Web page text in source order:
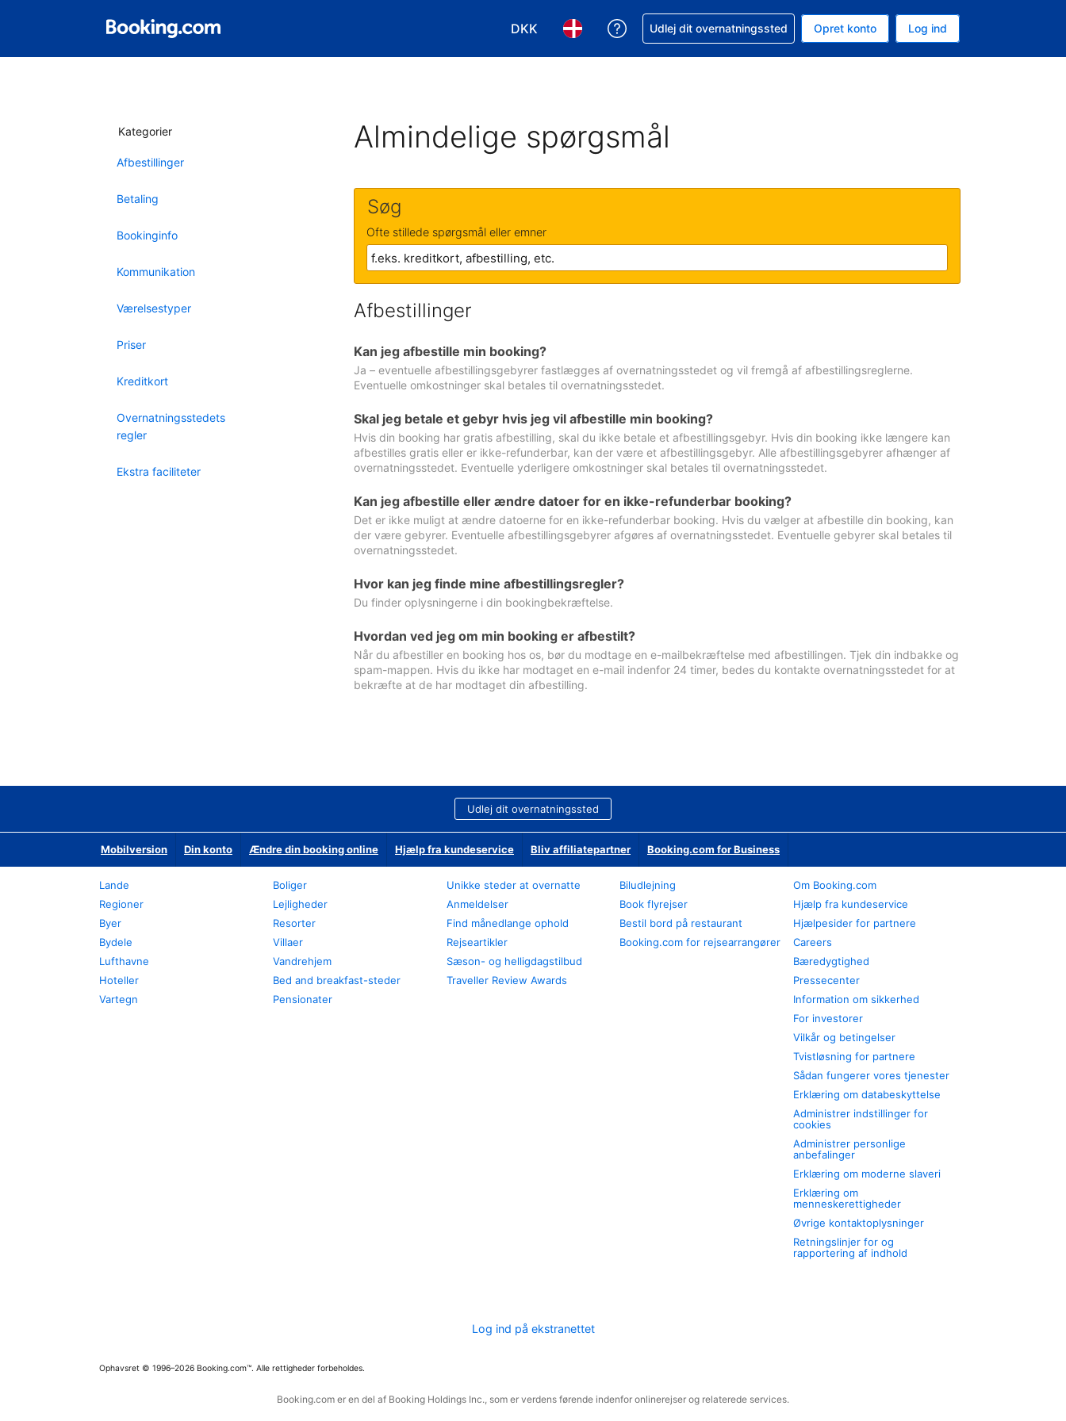
DKK
Vælg valuta. Din nuværende valuta er Danske kroner
Vælg sprog. Dit nuværende sprog er Dansk
Få hjælp til en booking
Udlej dit overnatningssted Opret konto Log ind
Kategorier
Afbestillinger
Betaling
Bookinginfo
Kommunikation
Værelsestyper
Priser
Kreditkort
Overnatningsstedets
regler
Ekstra faciliteter
Almindelige spørgsmål
Søg
Ofte stillede spørgsmål eller emner
Afbestillinger
Kan jeg afbestille min booking?
Ja – eventuelle afbestillingsgebyrer fastlægges af overnatningsstedet og vil fremgå af afbestillingsreglerne.
Eventuelle omkostninger skal betales til overnatningsstedet.
Skal jeg betale et gebyr hvis jeg vil afbestille min booking?
Hvis din booking har gratis afbestilling, skal du ikke betale et afbestillingsgebyr. Hvis din booking ikke længere kan
afbestilles gratis eller er ikke-refunderbar, kan der være et afbestillingsgebyr. Alle afbestillingsgebyrer afhænger af
overnatningsstedet. Eventuelle yderligere omkostninger skal betales til overnatningsstedet.
Kan jeg afbestille eller ændre datoer for en ikke-refunderbar booking?
Det er ikke muligt at ændre datoerne for en ikke-refunderbar booking. Hvis du vælger at afbestille din booking, kan
der være gebyrer. Eventuelle afbestillingsgebyrer afgøres af overnatningsstedet. Eventuelle gebyrer skal betales til
overnatningsstedet.
Hvor kan jeg finde mine afbestillingsregler?
Du finder oplysningerne i din bookingbekræftelse.
Hvordan ved jeg om min booking er afbestilt?
Når du afbestiller en booking hos os, bør du modtage en e-mailbekræftelse med afbestillingen. Tjek din indbakke og
spam-mappen. Hvis du ikke har modtaget en e-mail indenfor 24 timer, bedes du kontakte overnatningsstedet for at
bekræfte at de har modtaget din afbestilling.
Udlej dit overnatningssted
Mobilversion Din konto Ændre din booking online Hjælp fra kundeservice Bliv affiliatepartner Booking.com for Business
Lande
Regioner
Byer
Bydele
Lufthavne
Hoteller
Vartegn
Boliger
Lejligheder
Resorter
Villaer
Vandrehjem
Bed and breakfast-steder
Pensionater
Unikke steder at overnatte
Anmeldelser
Find månedlange ophold
Rejseartikler
Sæson- og helligdagstilbud
Traveller Review Awards
Biludlejning
Book flyrejser
Bestil bord på restaurant
Booking.com for rejsearrangører
Om Booking.com
Hjælp fra kundeservice
Hjælpesider for partnere
Careers
Bæredygtighed
Pressecenter
Information om sikkerhed
For investorer
Vilkår og betingelser
Tvistløsning for partnere
Sådan fungerer vores tjenester
Erklæring om databeskyttelse
Administrer indstillinger for
cookies
Administrer personlige
anbefalinger
Erklæring om moderne slaveri
Erklæring om
menneskerettigheder
Øvrige kontaktoplysninger
Retningslinjer for og
rapportering af indhold
Log ind på ekstranettet
Ophavsret © 1996–2026 Booking.com™. Alle rettigheder forbeholdes.
Booking.com er en del af Booking Holdings Inc., som er verdens førende indenfor onlinerejser og relaterede services.